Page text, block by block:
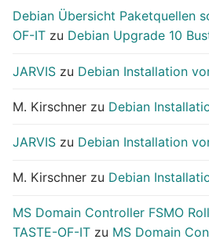
Debian Übersicht Paketquellen
OF-IT zu Debian Upgrade 10
JARVIS zu Debian Installation
M. Kirschner zu Debian
JARVIS zu Debian Installation
M. Kirschner zu Debian
MS Domain Controller FSMO
TASTE-OF-IT zu MS Domain